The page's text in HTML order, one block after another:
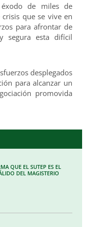
de miles de
que se vive en
para afrontar de
segura esta difícil
desplegados
para alcanzar un
promovida
QUE EL SUTEP ES EL
DEL MAGISTERIO